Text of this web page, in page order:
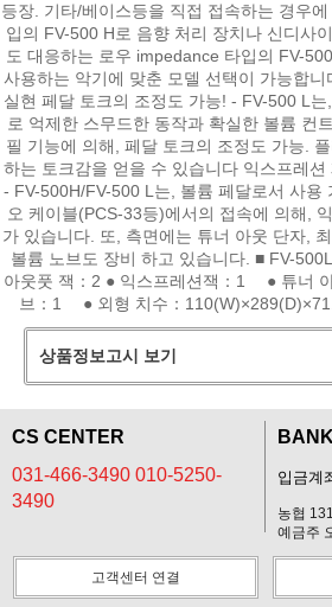
등장. 기타/베이스등을 직접 접속하는 경우
입의 FV-500 H로 음향 처리 장치나 신디사
도 대응하는 로우 impedance 타입의 FV-
사용하는 악기에 맞춘 모델 선택이 가능합
실현 페달 토크의 조정도 가능! - FV-500 L
로 억제한 스무드한 동작과 확실한 볼륨 컨
필 기능에 의해, 페달 토크의 조정도 가능.
하는 토크감을 얻을 수 있습니다 익스프레
- FV-500H/FV-500 L는, 볼륨 페달로서 사용
오 케이블(PCS-33등)에서의 접속에 의해,
가 있습니다. 또, 측면에는 튜너 아웃 단자,
볼륨 노브도 장비 하고 있습니다. ■ FV-
아웃풋 잭：2 ● 익스프레션잭：1 ● 튜너
브：1 ● 외형 치수：
상품정보고시 보기
CS CENTER
031-466-3490 010-5250-
3490
입금계
농협
예금주
고객센터 연결